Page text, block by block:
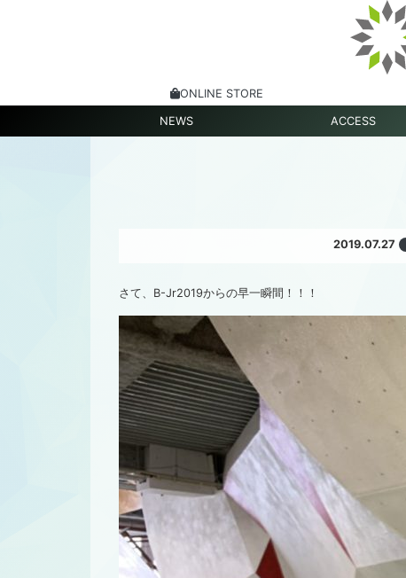
ONLINE STORE
NEWS ACCESS
2019.07.27
さて、B-Jr2019からの早一瞬間！！！